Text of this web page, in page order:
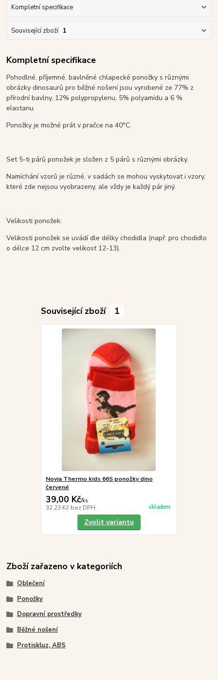
Kompletní specifikace
Související zboží 1
Kompletní specifikace
Pohodlné, příjemné, bavlněné chlapecké ponožky s různými
obrázky dinosaurů pro běžné nošení jsou vyrobené ze 77% z
přírodní bavlny, 12% polypropylenu, 5% polyamidu a 6 %
elastanu.
Ponožky je možné prát v pračce na 40°C.
Set 5-ti párů ponožek je složen z 5 párů s různými obrázky.
Namíchání vzorů je různé, v sadách se mohou vyskytovat i vzory,
které zde nejsou vyobrazeny, ale vždy je každý pár jiný.
Velikosti ponožek:
Velikosti ponožek se uvádí dle délky chodidla (např. pro chodidlo
o délce 12 cm zvolte velikost 12-13).
Související zboží 1
Novia Thermo kids 66S ponožky dino
červené
39,00 Kč/ks
32,23 Kč bez DPH skladem
Zvolit variantu
Zboží zařazeno v kategoriích
Oblečení
Ponožky
Dopravní prostředky
Běžné nošení
Protiskluz, ABS